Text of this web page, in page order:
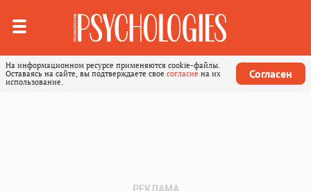
На информационном ресурсе применяются cookie-файлы.
Оставаясь на сайте, вы подтверждаете свое согласие на их
использование.
Согласен